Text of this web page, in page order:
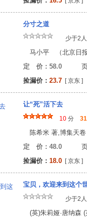
分寸之道
少于2
马小平 （北京日报
定 价：58.0
捡漏价： 23.7 [ 京东 ]
让“死”活下去
10 分 31
陈希米 著,博集天卷
定 价：48.0
捡漏价： 18.0 [ 京东 ]
宝贝，欢迎来到这个
少于2
(英)朱莉娅·唐纳森